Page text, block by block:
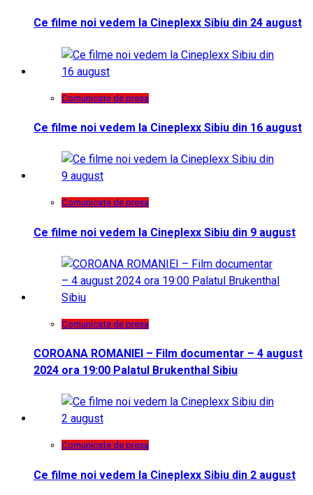
Ce filme noi vedem la Cineplexx Sibiu din 24 august
Comunicate de presa
Ce filme noi vedem la Cineplexx Sibiu din 16 august
Comunicate de presa
Ce filme noi vedem la Cineplexx Sibiu din 9 august
Comunicate de presa
COROANA ROMANIEI – Film documentar – 4 august
2024 ora 19:00 Palatul Brukenthal Sibiu
Comunicate de presa
Ce filme noi vedem la Cineplexx Sibiu din 2 august